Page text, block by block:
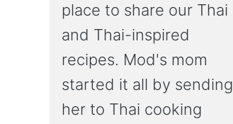
place to share our Thai
and Thai-inspired
recipes. Mod's mom
started it all by sending
her to Thai cooking